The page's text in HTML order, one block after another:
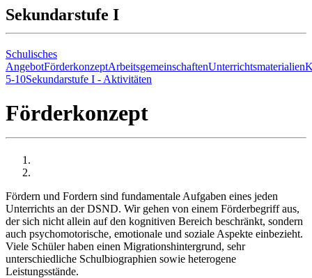
Sekundarstufe I
Schulisches
AngebotFörderkonzeptArbeitsgemeinschaftenUnterrichtsmaterialien
5-10Sekundarstufe I - Aktivitäten
Förderkonzept
Fördern und Fordern sind fundamentale Aufgaben eines jeden
Unterrichts an der DSND. Wir gehen von einem Förderbegriff aus,
der sich nicht allein auf den kognitiven Bereich beschränkt, sondern
auch psychomotorische, emotionale und soziale Aspekte einbezieht.
Viele Schüler haben einen Migrationshintergrund, sehr
unterschiedliche Schulbiographien sowie heterogene
Leistungsstände.